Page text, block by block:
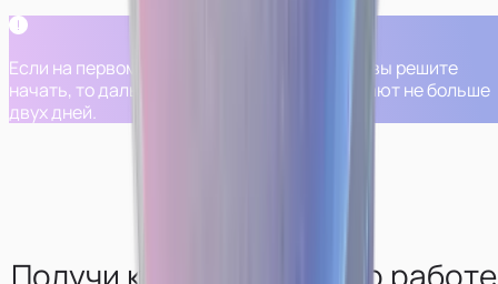
Если на первом шаге вам все понравится и вы решите
начать, то дальнейшие шаги обычно занимают не больше
двух дней.
Получи консультацию по работе